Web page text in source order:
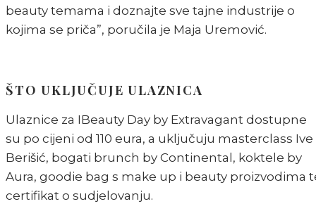
beauty temama i doznajte sve tajne industrije o
kojima se priča”, poručila je Maja Uremović.
ŠTO UKLJUČUJE ULAZNICA
Ulaznice za IBeauty Day by Extravagant dostupne
su po cijeni od 110 eura, a uključuju masterclass Ive
Berišić, bogati brunch by Continental, koktele by
Aura, goodie bag s make up i beauty proizvodima
certifikat o sudjelovanju.